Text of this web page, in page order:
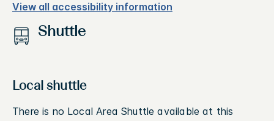
View all accessibility information
Shuttle
Local shuttle
There is no Local Area Shuttle available at this